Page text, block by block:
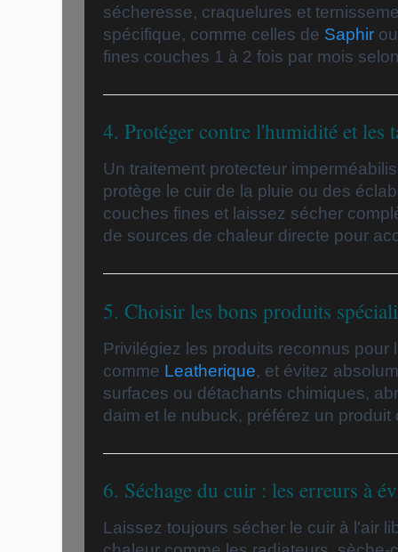
sécheresse, craquelures et
spécifique, comme celles de Saphir
fines couches 1 à 2 fois par mois
4. Protéger contre l'humidité et les
Un traitement protecteur
protège le cuir de la pluie ou des
couches fines et laissez sécher
de sources de chaleur directe pour
5. Choisir les bons produits
Privilégiez les produits reconnus pour
comme Leatherique, et évitez
surfaces ou détachants chimiques,
daim et le nubuck, préférez un produit
6. Séchage du cuir : les erreurs à
Laissez toujours sécher le cuir à l'air